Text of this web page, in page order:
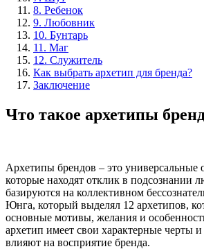
8. Ребенок
9. Любовник
10. Бунтарь
11. Маг
12. Служитель
Как выбрать архетип для бренда?
Заключение
Что такое архетипы
Архетипы брендов – это универсальные
которые находят отклик в подсознании
базируются на коллективном
Юнга, который выделял 12 архетипов,
основные мотивы, желания и
архетип имеет свои характерные черты
влияют на восприятие бренда.